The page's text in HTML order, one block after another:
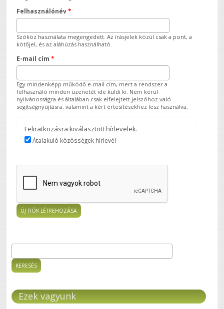
Felhasználónév*
Szóköz használata megengedett. Az írásjelek közül csak a pont, a
kötőjel, és az aláhúzás használható.
E-mail cím*
Egy mindenképp működő e-mail cím, mert a rendszer a
felhasználó minden üzenetét ide küldi ki. Nem kerül
nyilvánosságra és általában csak elfelejtett jelszóhoz való
segítségnyújtásra, valamint a kért értesítésekhez lesz használva.
Feliratkozásra kiválasztott hírlevelek.
Átalakuló közösségek hírlevél
Keresés űrlap
Ezek vagyunk